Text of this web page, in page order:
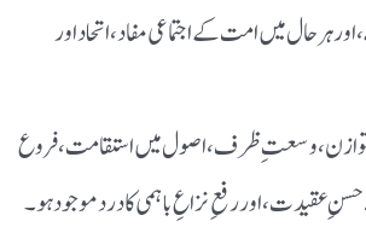
ہر حال میں امت کے اجتماعی مفاد، اتحاد اور
توازن، وسعتِ ظرف، اصول میں استقامت، فروع
عقیدت، اور رفعِ نزاعِ باہمی کا درد موجود ہو۔